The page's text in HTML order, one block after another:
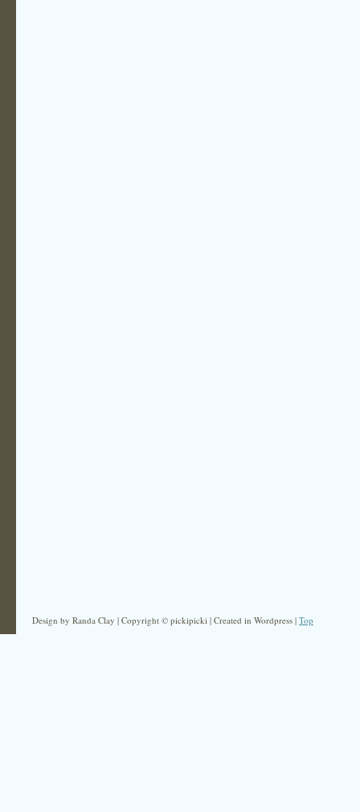
Design by Randa Clay | Copyright © pickipicki | Created in Wordpress | Top